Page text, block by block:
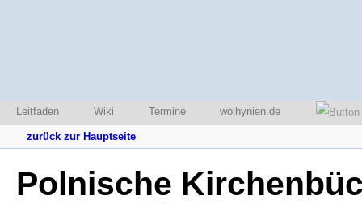
Leitfaden Wiki Termine wolhynien.de
zurück zur Hauptseite
Polnische